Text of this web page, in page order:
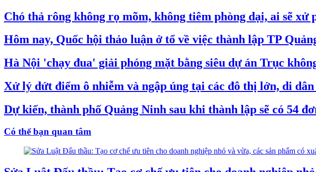
Chó thả rông không rọ mõm, không tiêm phòng dại, ai sẽ xử
Hôm nay, Quốc hội thảo luận ở tổ về việc thành lập TP
Hà Nội 'chạy đua' giải phóng mặt bằng siêu dự án Trục
Xử lý dứt điểm ô nhiễm và ngập úng tại các đô thị lớn, di
Dự kiến, thành phố Quảng Ninh sau khi thành lập sẽ có 54
Có thể bạn quan tâm